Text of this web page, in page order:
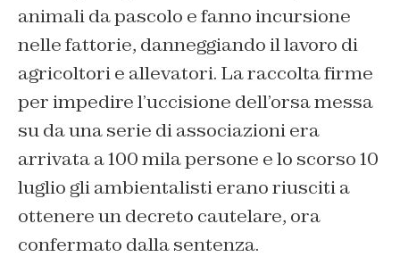
animali da pascolo e fanno incursione
nelle fattorie, danneggiando il lavoro di
agricoltori e allevatori. La raccolta firme
per impedire l’uccisione dell’orsa messa
su da una serie di associazioni era
arrivata a 100 mila persone e lo scorso 10
luglio gli ambientalisti erano riusciti a
ottenere un decreto cautelare, ora
confermato dalla sentenza.